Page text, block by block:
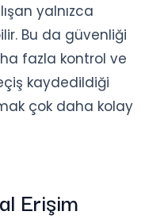
yalnızca
Bu da güvenliği
fazla kontrol ve
kaydedildiği
çok daha kolay
Erişim